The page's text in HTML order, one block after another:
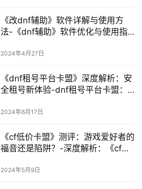
《改dnf辅助》软件详解与使用方
法-《dnf辅助》软件优化与使用指
2024年4月27日
《dnf租号平台卡盟》深度解析：安
全租号新体验-dnf租号平台卡盟：
2024年6月17日
《cf低价卡盟》测评：游戏爱好者的
福音还是陷阱？-深度解析：《cf低
2024年5月9日